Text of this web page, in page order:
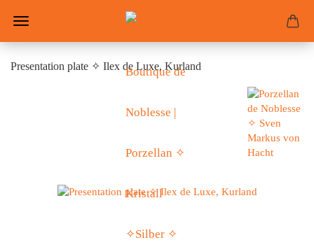
Presentation plate ✧ Ilex de Luxe, Kurland